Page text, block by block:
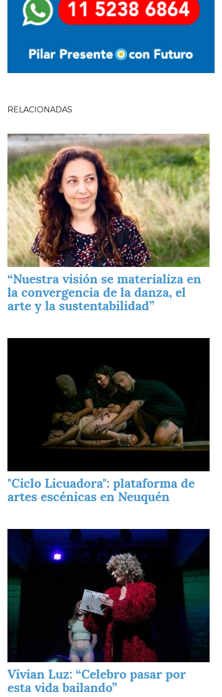
RELACIONADAS
Imagen
“Nuestra visión se materializa en
la convergencia de la danza, el
arte y la sustentabilidad”
"Ciclo Licuadora": plataforma de
artes escénicas en Neuquén
Vivian Luz: “Celebro pasar por
esta vida bailando”